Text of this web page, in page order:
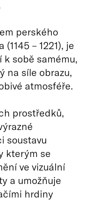
perského
– 1221), je
sobě samému,
na síle obrazu,
atmosféře.
prostředků,
soustavu
kterým se
ve vizuální
a umožňuje
hrdiny